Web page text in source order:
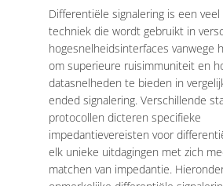
Differentiële signalering is een
techniek die wordt gebruikt in
hogesnelheidsinterfaces vanwege
om superieure ruisimmuniteit en
datasnelheden te bieden in
ended signalering. Verschillende
protocollen dicteren specifieke
impedantievereisten voor
elk unieke uitdagingen met zich
matchen van impedantie.